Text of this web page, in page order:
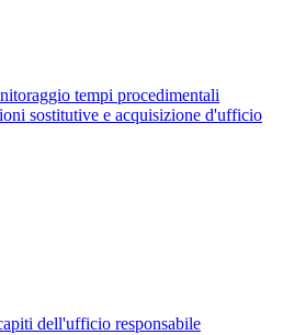
tempi procedimentali
sostitutive e acquisizione d'ufficio
dell'ufficio responsabile